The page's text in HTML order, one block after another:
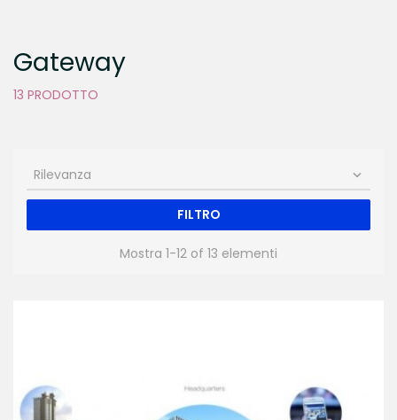
Gateway
13 PRODOTTO
Rilevanza 
FILTRO
Mostra 1-12 of 13 elementi